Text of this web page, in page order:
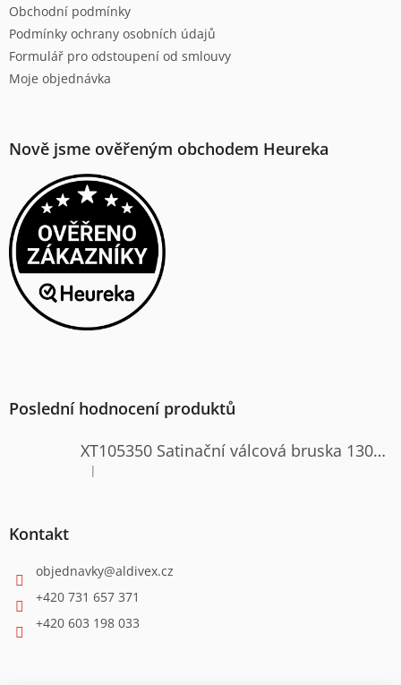
Obchodní podmínky
Podmínky ochrany osobních údajů
Formulář pro odstoupení od smlouvy
Moje objednávka
Nově jsme ověřeným obchodem Heureka
Poslední hodnocení produktů
XT105350 Satinační válcová bruska 1300W
Hodnocení produktu je 4 z 5 hvězdiček.
|
Kontakt
objednavky@aldivex.cz
+420 731 657 371
+420 603 198 033